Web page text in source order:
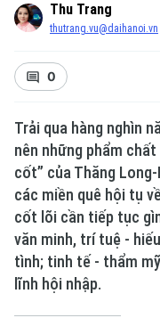
Thu Trang
thutrang.vu@daihanoi.vn
0
Trải qua hàng nghìn
nên những phẩm
cốt” của Thăng
các miền quê hội tụ
cốt lõi cần tiếp tục
văn minh, trí tuệ -
tình; tinh tế - thẩm
lĩnh hội nhập.